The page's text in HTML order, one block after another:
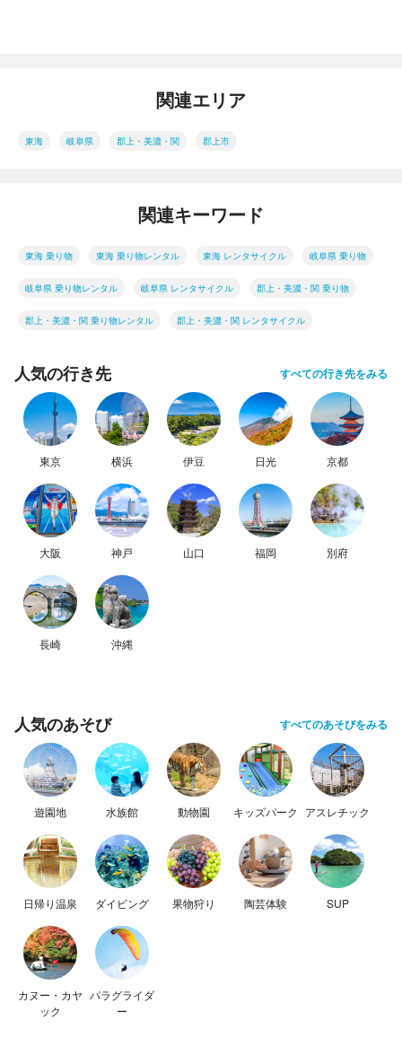
関連エリア
東海 岐阜県 郡上・美濃・関 郡上市
関連キーワード
東海 乗り物 東海 乗り物レンタル 東海 レンタサイクル 岐阜県 乗り物
岐阜県 乗り物レンタル 岐阜県 レンタサイクル 郡上・美濃・関 乗り物
郡上・美濃・関 乗り物レンタル 郡上・美濃・関 レンタサイクル
人気の行き先 すべての行き先をみる
東京 横浜 伊豆 日光 京都
大阪 神戸 山口 福岡 別府
長崎 沖縄
人気のあそび すべてのあそびをみる
遊園地 水族館 動物園 キッズパーク アスレチック
日帰り温泉 ダイビング 果物狩り 陶芸体験 SUP
カヌー・カヤ
ック
パラグライダ
ー